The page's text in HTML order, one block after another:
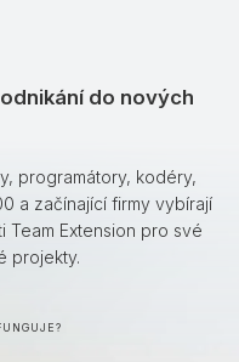
do nových
programátory, kodéry,
a začínající firmy vybírají
Extension pro své
projekty.